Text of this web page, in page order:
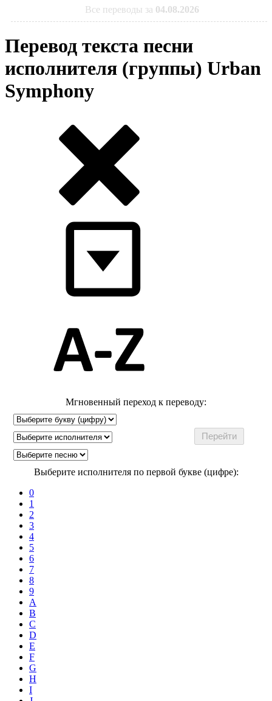
Все переводы за 04.08.2026
Перевод текста песни
исполнителя (группы) Urban
Symphony
Мгновенный переход к переводу:
Выберите исполнителя по первой букве (цифре):
0
1
2
3
4
5
6
7
8
9
A
B
C
D
E
F
G
H
I